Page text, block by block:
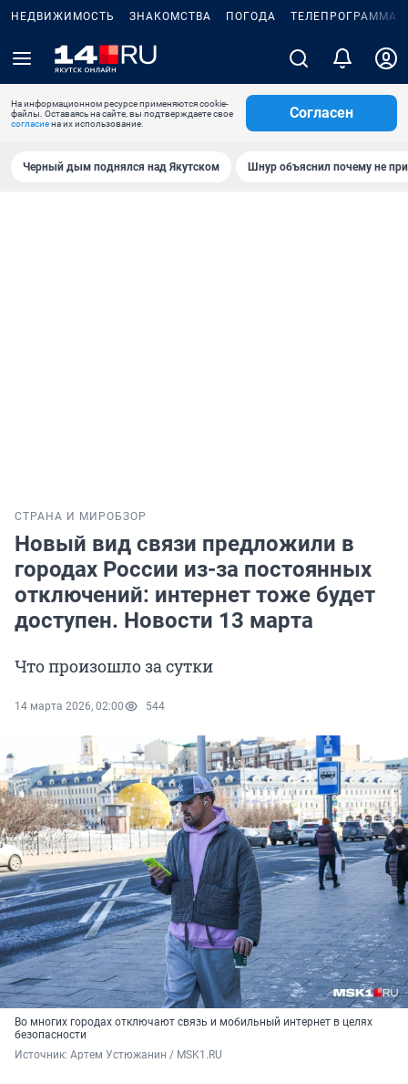
НЕДВИЖИМОСТЬ ЗНАКОМСТВА ПОГОДА ТЕЛЕПРОГРАММА
На информационном ресурсе применяются cookie-
файлы. Оставаясь на сайте, вы подтверждаете свое
согласиена их использование.
Согласен
Черный дым поднялся над Якутском Шнур объяснил почему не
СТРАНА И МИРОБЗОР
Новый вид связи предложили в
городах России из-за постоянных
отключений: интернет тоже будет
доступен. Новости 13 марта
Что произошло за сутки
14 марта 2026, 02:00 544
Во многих городах отключают связь и мобильный интернет в целях
безопасности
Источник: Артем Устюжанин / MSK1.RU